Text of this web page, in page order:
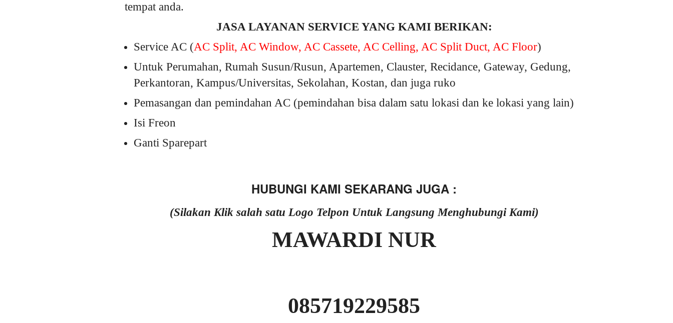
tempat anda.
JASA LAYANAN SERVICE YANG KAMI BERIKAN:
Service AC (AC Split, AC Window, AC Cassete, AC Celling, AC Split Duct, AC Floor)
Untuk Perumahan, Rumah Susun/Rusun, Apartemen, Clauster, Recidance, Gateway, Gedung,
Perkantoran, Kampus/Universitas, Sekolahan, Kostan, dan juga ruko
Pemasangan dan pemindahan AC (pemindahan bisa dalam satu lokasi dan ke lokasi yang lain)
Isi Freon
Ganti Sparepart
HUBUNGI KAMI SEKARANG JUGA :
(Silakan Klik salah satu Logo Telpon Untuk Langsung Menghubungi Kami)
MAWARDI NUR
085719229585